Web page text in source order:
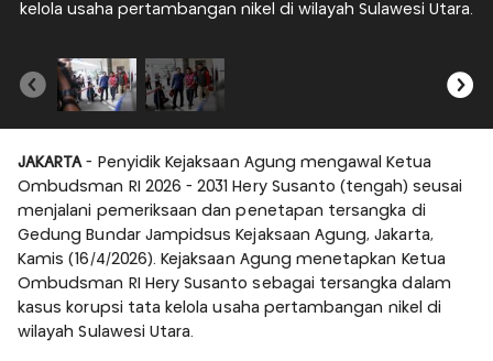
kelola usaha pertambangan nikel di wilayah Sulawesi Utara.
JAKARTA - Penyidik Kejaksaan Agung mengawal Ketua
Ombudsman RI 2026 - 2031 Hery Susanto (tengah) seusai
menjalani pemeriksaan dan penetapan tersangka di
Gedung Bundar Jampidsus Kejaksaan Agung, Jakarta,
Kamis (16/4/2026). Kejaksaan Agung menetapkan Ketua
Ombudsman RI Hery Susanto sebagai tersangka dalam
kasus korupsi tata kelola usaha pertambangan nikel di
wilayah Sulawesi Utara.